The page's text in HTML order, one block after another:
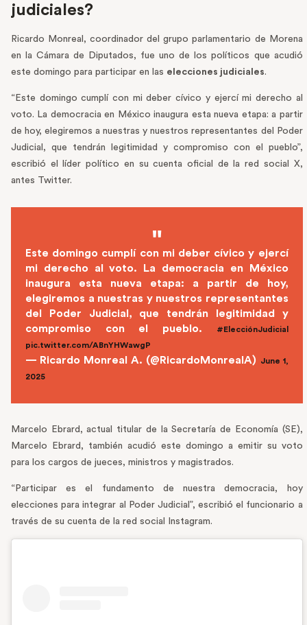
judiciales?
Ricardo Monreal, coordinador del grupo parlamentario de Morena
en la Cámara de Diputados, fue uno de los políticos que acudió
este domingo para participar en las elecciones judiciales.
“Este domingo cumplí con mi deber cívico y ejercí mi derecho al
voto. La democracia en México inaugura esta nueva etapa: a partir
de hoy, elegiremos a nuestras y nuestros representantes del Poder
Judicial, que tendrán legitimidad y compromiso con el pueblo”,
escribió el líder político en su cuenta oficial de la red social X,
antes Twitter.
Este domingo cumplí con mi deber cívico y ejercí
mi derecho al voto. La democracia en México
inaugura esta nueva etapa: a partir de hoy,
elegiremos a nuestras y nuestros representantes
del Poder Judicial, que tendrán legitimidad y
compromiso con el pueblo.
#ElecciónJudicial
pic.twitter.com/ABnYHWawgP
— Ricardo Monreal A. (@RicardoMonrealA)
June 1,
2025
Marcelo Ebrard, actual titular de la Secretaría de Economía (SE),
Marcelo Ebrard, también acudió este domingo a emitir su voto
para los cargos de jueces, ministros y magistrados.
“Participar es el fundamento de nuestra democracia, hoy
elecciones para integrar al Poder Judicial”, escribió el funcionario a
través de su cuenta de la red social Instagram.